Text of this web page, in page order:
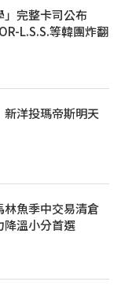
」完整卡司公布
L.S.S.等韓團炸翻
洋投瑪帝斯明天
魚季中交易清倉
溫小分首選